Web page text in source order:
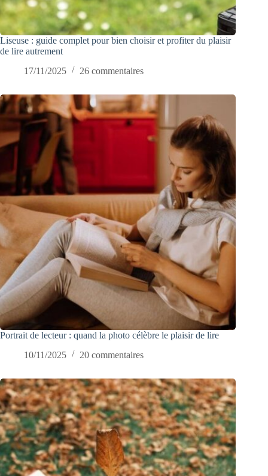
Liseuse : guide complet pour bien choisir et profiter du plaisir
de lire autrement
17/11/2025
26 commentaires
Portrait de lecteur : quand la photo célèbre le plaisir de lire
10/11/2025
20 commentaires